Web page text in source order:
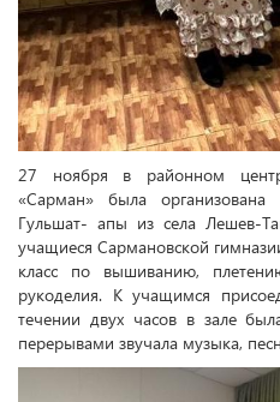
27 ноября в районном
«Сарман» была организована
Гульшат- апы из села Лешев-
учащиеся Сармановской
класс по вышиванию,
рукоделия. К учащимся
течении двух часов в зале
перерывами звучала музыка,